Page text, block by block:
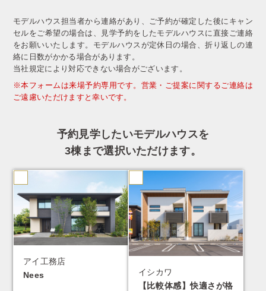
モデルハウス担当者から連絡があり、ご予約が確定した後にキャン
セルをご希望の場合は、見学予約をしたモデルハウスに直接ご連絡
をお願いいたします。モデルハウスが定休日の場合、折り返しの連
絡に日数がかかる場合があります。
当社規定により対応できない場合がございます。
※本フォームは来場予約専用です。営業・ご提案に関するご連絡は
ご遠慮いただけますと幸いです。
予約見学したいモデルハウスを
3棟まで選択いただけます。
アイ工務店
Nees
イシカワ
【比較体感】快適さが格